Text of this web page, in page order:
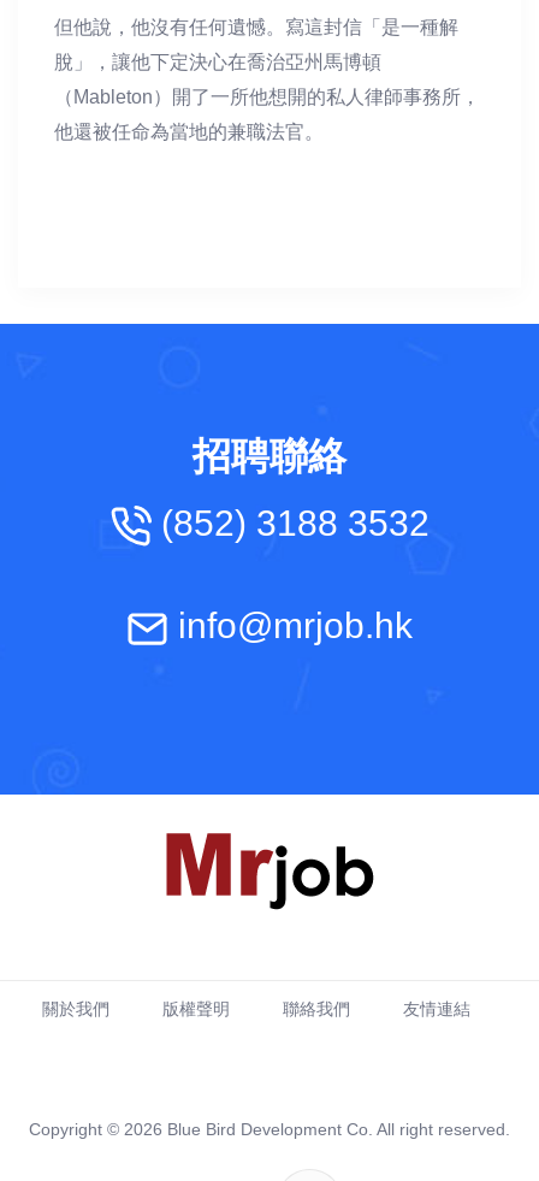
但他說，他沒有任何遺憾。寫這封信「是一種解
脫」，讓他下定決心在喬治亞州馬博頓
（Mableton）開了一所他想開的私人律師事務所，
他還被任命為當地的兼職法官。
招聘聯絡
(852) 3188 3532
info@mrjob.hk
關於我們 版權聲明 聯絡我們 友情連結
Copyright © 2026 Blue Bird Development Co. All right reserved.